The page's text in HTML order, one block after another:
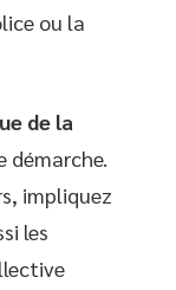
ou la
de la
impliquez
les